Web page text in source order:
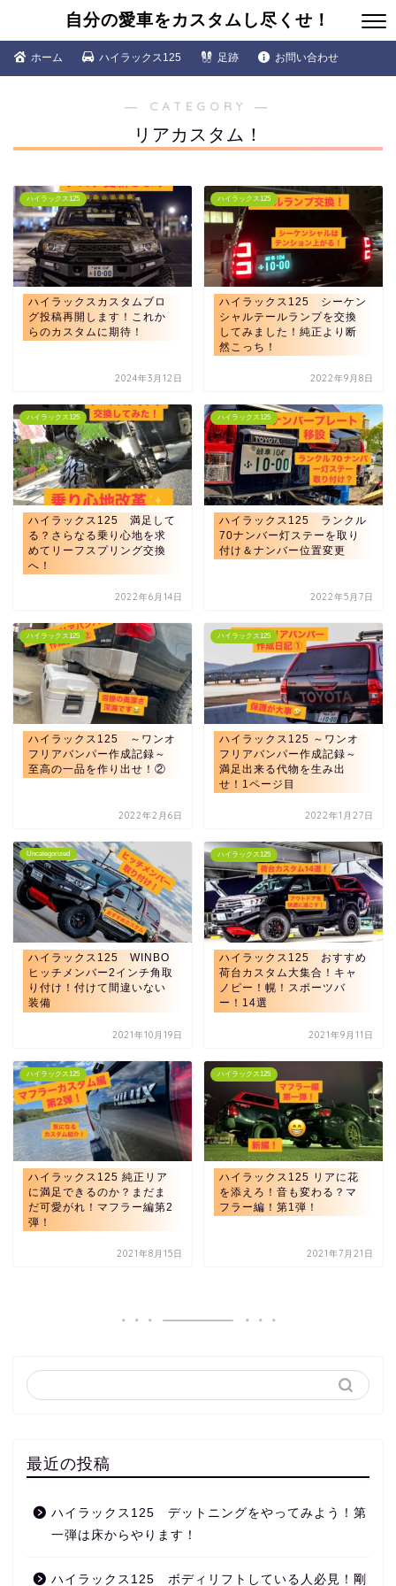
自分の愛車をカスタムし尽くせ！
ホーム ハイラックス125 足跡 お問い合わせ
― CATEGORY ―
リアカスタム！
ハイラックス125
ハイラックスカスタムブロ
グ投稿再開します！これか
らのカスタムに期待！
2024年3月12日
ハイラックス125
ハイラックス125 シーケン
シャルテールランプを交換
してみました！純正より断
然こっち！
2022年9月8日
ハイラックス125
ハイラックス125 満足して
る？さらなる乗り心地を求
めてリーフスプリング交換
へ！
2022年6月14日
ハイラックス125
ハイラックス125 ランクル
70ナンバー灯ステーを取り
付け＆ナンバー位置変更
2022年5月7日
ハイラックス125
ハイラックス125 ～ワンオ
フリアバンパー作成記録～
至高の一品を作り出せ！②
2022年2月6日
ハイラックス125
ハイラックス125 ～ワンオ
フリアバンパー作成記録～
満足出来る代物を生み出
せ！1ページ目
2022年1月27日
Uncategorized
ハイラックス125 WINBO
ヒッチメンバー2インチ角取
り付け！付けて間違いない
装備
2021年10月19日
ハイラックス125
ハイラックス125 おすすめ
荷台カスタム大集合！キャ
ノピー！幌！スポーツバ
ー！14選
2021年9月11日
ハイラックス125
ハイラックス125 純正リア
に満足できるのか？まだま
だ可愛がれ！マフラー編第2
弾！
2021年8月15日
ハイラックス125
ハイラックス125 リアに花
を添えろ！音も変わる？マ
フラー編！第1弾！
2021年7月21日
最近の投稿
ハイラックス125 デットニングをやってみよう！第
一弾は床からやります！
ハイラックス125 ボディリフトしている人必見！剛